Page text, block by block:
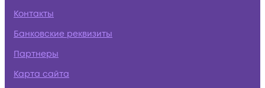
Контакты
Банковские реквизиты
Партнеры
Карта сайта